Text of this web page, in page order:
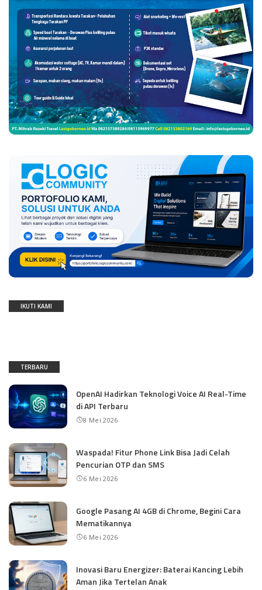
IKUTI KAMI
TERBARU
OpenAI Hadirkan Teknologi Voice AI Real-Time
di API Terbaru
8 Mei 2026
Waspada! Fitur Phone Link Bisa Jadi Celah
Pencurian OTP dan SMS
6 Mei 2026
Google Pasang AI 4GB di Chrome, Begini Cara
Mematikannya
6 Mei 2026
Inovasi Baru Energizer: Baterai Kancing Lebih
Aman Jika Tertelan Anak